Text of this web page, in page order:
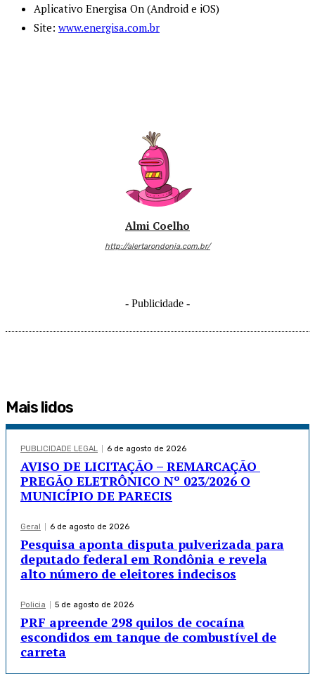
Aplicativo Energisa On (Android e iOS)
Site: www.energisa.com.br
Almi Coelho
http://alertarondonia.com.br/
- Publicidade -
Mais lidos
PUBLICIDADE LEGAL 6 de agosto de 2026
AVISO DE LICITAÇÃO – REMARCAÇÃO
PREGÃO ELETRÔNICO Nº 023/2026 O
MUNICÍPIO DE PARECIS
Geral 6 de agosto de 2026
Pesquisa aponta disputa pulverizada para
deputado federal em Rondônia e revela
alto número de eleitores indecisos
Policia 5 de agosto de 2026
PRF apreende 298 quilos de cocaína
escondidos em tanque de combustível de
carreta